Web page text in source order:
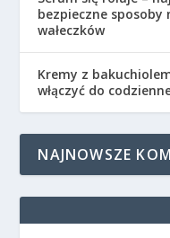
bezpieczne
wałeczków
Kremy z
włączyć do
NAJNOWSZE